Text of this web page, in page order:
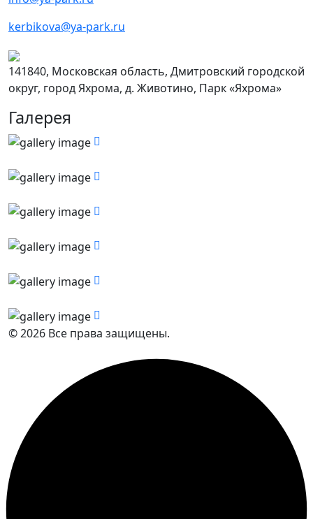
kerbikova@ya-park.ru
141840, Московская область, Дмитровский городской
округ, город Яхрома, д. Животино, Парк «Яхрома»
Галерея
© 2026 Все права защищены.